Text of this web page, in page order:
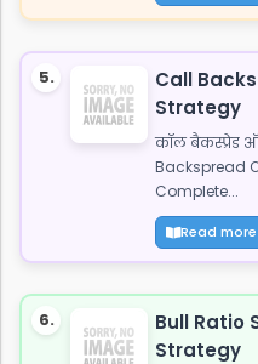
5.
Call
Strategy
कॉल बैकस्प्रेड
Backspread
Complete...
Read more
6.
Bull Ratio
Strategy